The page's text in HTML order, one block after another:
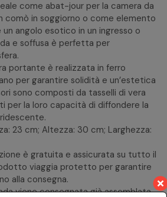
come abat-jour per la camera da
comò in soggiorno o come elemento
angolo esotico in un ingresso o
e soffusa è perfetta per
portante è realizzata in ferro
per garantire solidità e un’estetica
sono composti da tasselli di vera
per la loro capacità di diffondere la
23 cm; Altezza: 30 cm; Larghezza:
è gratuita e assicurata su tutto il
viaggia protetto per garantire
alla consegna.
viene consegnata già assemblata